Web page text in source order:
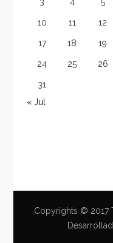
10 11 12
17 18 19
24 25 26
31
« Jul
Copyrights © 2017